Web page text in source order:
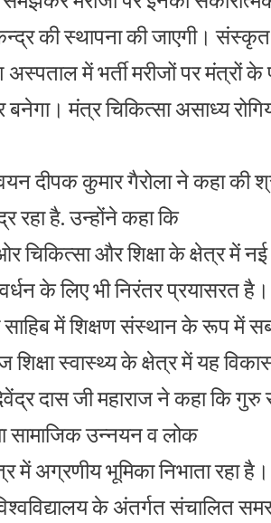
की स्थापना की जाएगी।
अस्पताल में भर्ती मरीजों पर मंत्रों
मंत्र चिकित्सा असाध्य
दीपक कुमार गैरोला ने कहा की
रहा है. उन्होंने कहा कि
चिकित्सा और शिक्षा के क्षेत्र में
के लिए भी निरंतर प्रयासरत
साहिब में शिक्षण संस्थान के रूप
शिक्षा स्वास्थ्य के क्षेत्र में यह
दास जी महाराज ने कहा कि गुरु
सामाजिक उन्नयन व लोक
में अग्रणीय भूमिका निभाता रहा है।
के अंतर्गत संचालित